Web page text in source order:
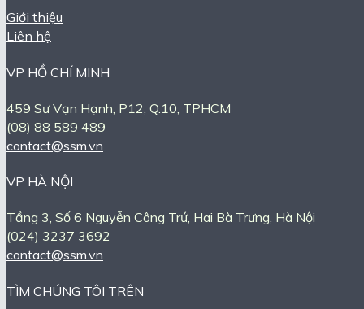
Giới thiệu
Liên hệ
VP HỒ CHÍ MINH
459 Sư Vạn Hạnh, P12, Q.10, TPHCM
(08) 88 589 489
contact@ssm.vn
VP HÀ NỘI
Tầng 3, Số 6 Nguyễn Công Trứ, Hai Bà Trưng, Hà Nội
(024) 3237 3692
contact@ssm.vn
TÌM CHÚNG TÔI TRÊN